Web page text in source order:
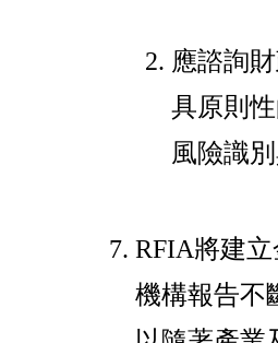
應諮詢
具原則
風險識
RFIA將建
機構報告不